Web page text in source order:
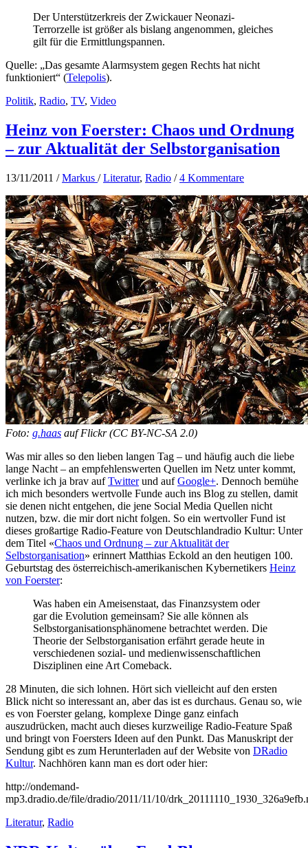
Der Unterstützerkreis der Zwickauer Neonazi-
Terrorzelle ist größer als bislang angenommen, gleiches
gilt für die Ermittlungspannen.
Quelle: „Das gesamte Alarmsystem gegen Rechts hat nicht
funktioniert“ (Telepolis).
Politik, Radio, TV, Video
Heinz von Foerster: Chaos und Ordnung
– zur Aktualität der Selbstorganisation
13/11/2011 /Markus /Literatur, Radio /4 Kommentare
Foto: g.haas auf Flickr (CC BY-NC-SA 2.0)
Was mir alles so den lieben langen Tag – und häufig auch die liebe
lange Nacht – an empfehlenswerten Quellen im Netz unter kommt,
verlinke ich ja brav aufTwitterund aufGoogle+. Dennoch bemühe
ich mich besonders wertvolle Funde auch ins Blog zu stellen, damit
sie denen nicht entgehen, die jene Social Media Quellen nicht
nutzen, bzw. die mir dort nicht folgen. So ein wertvoller Fund ist
dieses großartige Radio-Feature von Deutschlandradio Kultur: Unter
dem Titel «Chaos und Ordnung – zur Aktualität der
Selbstorganisation» erinnert Matthias Eckold an den heutigen 100.
Geburtstag des österreichisch-amerikanischen Kybernetikers Heinz
von Foerster:
Was haben ein Ameisenstaat, das Finanzsystem oder
gar die Evolution gemeinsam? Sie alle können als
Selbstorganisationsphänomene betrachtet werden. Die
Theorie der Selbstorganisation erfährt gerade heute in
verschiedenen sozial- und medienwissenschaftlichen
Disziplinen eine Art Comeback.
28 Minuten, die sich lohnen. Hört sich vielleicht auf den ersten
Blick nicht so interessant an, aber das ist es durchaus. Genau so, wie
es von Foerster gelang, komplexe Dinge ganz einfach
auszudrücken, macht auch dieses kurzweilige Radio-Feature Spaß
und bringt von Foersters Ideen auf den Punkt. Das Manuskript der
Sendung gibt es zum Herunterladen auf der Website von DRadio
Kultur. Nachhören kann man es dort oder hier:
http://ondemand-
mp3.dradio.de/file/dradio/2011/11/10/
Literatur, Radio